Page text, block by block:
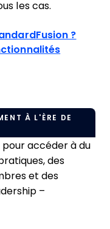
les cas.
?
À L'ÈRE DE
pour accéder à du
des
et des
–